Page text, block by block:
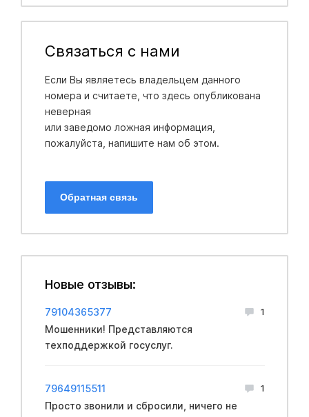
Связаться с нами
Если Вы являетесь владельцем данного
номера и считаете, что здесь опубликована
неверная
или заведомо ложная информация,
пожалуйста, напишите нам об этом.
Обратная связь
Новые отзывы:
79104365377 1
Мошенники! Представляются
техподдержкой госуслуг.
79649115511 1
Просто звонили и сбросили, ничего не